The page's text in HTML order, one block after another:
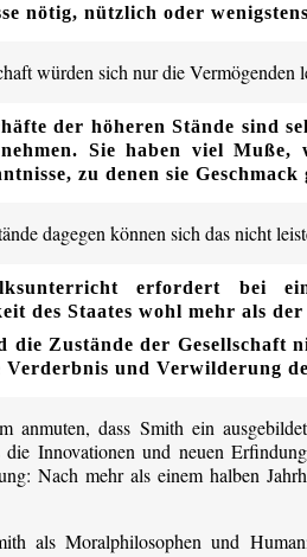
nötig, nützlich oder
würden sich nur die Vermögenden
der höheren Stände sind
Sie haben viel
zu denen sie
dagegen können sich das nicht
erfordert bei
des Staates wohl mehr als
die Zustände der Gesellschaft
Verderbnis und Verwilderung
anmuten, dass Smith ein
Innovationen und neuen
Nach mehr als einem halben
als Moralphilosophen und